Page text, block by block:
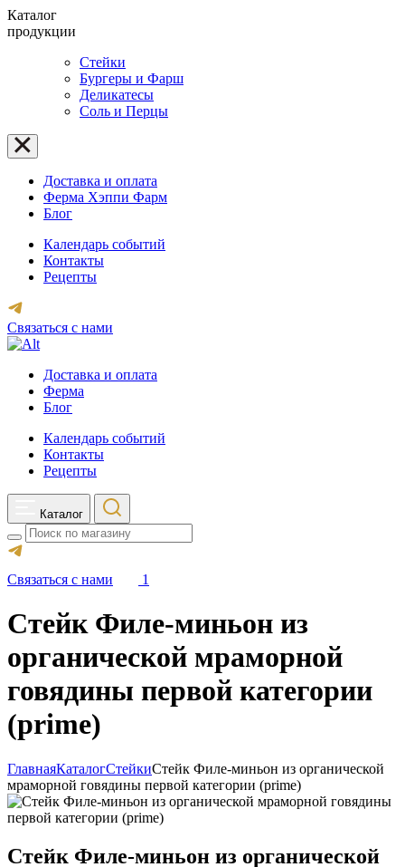
Каталог
продукции
Стейки
Бургеры и Фарш
Деликатесы
Соль и Перцы
Доставка и оплата
Ферма Хэппи Фарм
Блог
Календарь событий
Контакты
Рецепты
Связаться с нами
Доставка и оплата
Ферма
Блог
Календарь событий
Контакты
Рецепты
Каталог
Search
Связаться с нами 1
Стейк Филе-миньон из
органической мраморной
говядины первой категории
(prime)
ГлавнаяКаталогСтейкиСтейк Филе-миньон из органической
мраморной говядины первой категории (prime)
Стейк Филе-миньон из органической